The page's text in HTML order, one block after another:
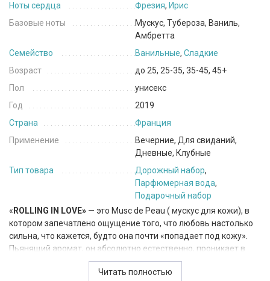
Ноты сердца
Фрезия, Ирис
Базовые ноты
Мускус, Тубероза, Ваниль,
Амбретта
Семейство
Ванильные, Сладкие
Возраст
до 25, 25-35, 35-45, 45+
Пол
унисекс
Год
2019
Страна
Франция
Применение
Вечерние, Для свиданий,
Дневные, Клубные
Тип товара
Дорожный набор,
Парфюмерная вода,
Подарочный набор
« ROLLING IN LOVE» — это Musc de Peau ( мускус для кожи), в
котором запечатлено ощущение того, что любовь настолько
сильна, что кажется, будто она почти «попадает под кожу».
Пьянящий аромат, он абсолютно естественно, проникает в
одну из четырех ольфакторных групп, определяющих
уникальный подход основателя и креативного директора
Читать полностью